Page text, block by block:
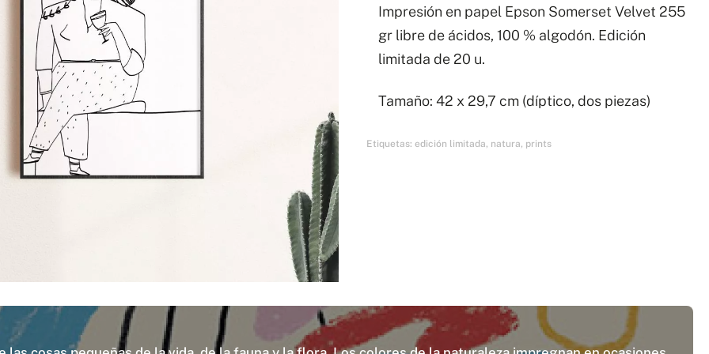
chica
y
chico
Impresión en papel Epson Somerset Velvet 255
gr libre de ácidos, 100 % algodón. Edición
limitada de 20 u.
Tamaño: 42 x 29,7 cm (díptico, dos piezas)
Etiquetas: edición limitada, natura, prints